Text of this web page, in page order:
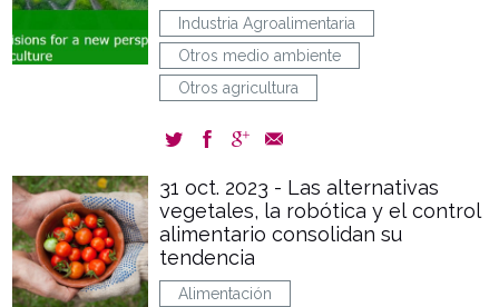
Industria Agroalimentaria
Otros medio ambiente
Otros agricultura
31 oct. 2023 - Las alternativas
vegetales, la robótica y el control
alimentario consolidan su
tendencia
Alimentación